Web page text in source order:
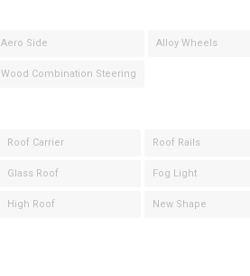
Aero Side Alloy Wheels
Wood Combination Steering
Roof Carrier Roof Rails
Glass Roof Fog Light
High Roof New Shape